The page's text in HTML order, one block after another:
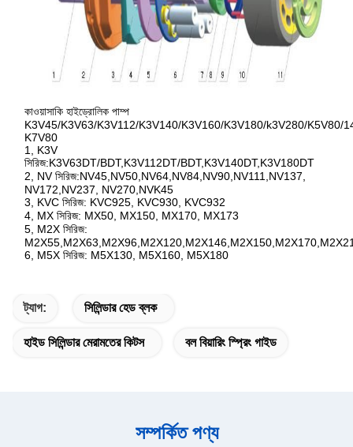
কাওয়াসাকি হাইড্রোলিক পাম্প
K3V45/K3V63/K3V112/K3V140/K3V160/K3V180/k3V280/K5V80/
K7V80
1, K3V
সিরিজ:K3V63DT/BDT,K3V112DT/BDT,K3V140DT,K3V180DT
2, NV সিরিজ:NV45,NV50,NV64,NV84,NV90,NV111,NV137,
NV172,NV237, NV270,NVK45
3, KVC সিরিজ: KVC925, KVC930, KVC932
4, MX সিরিজ: MX50, MX150, MX170, MX173
5, M2X সিরিজ:
6, M5X সিরিজ: M5X130, M5X160, M5X180
ট্যাগ: সিলিন্ডার হেড ব্লক
হাইড সিলিন্ডার মেরামতের কিটস বল বিয়ারিং স্প্রিং গাইড
সম্পর্কিত পণ্য